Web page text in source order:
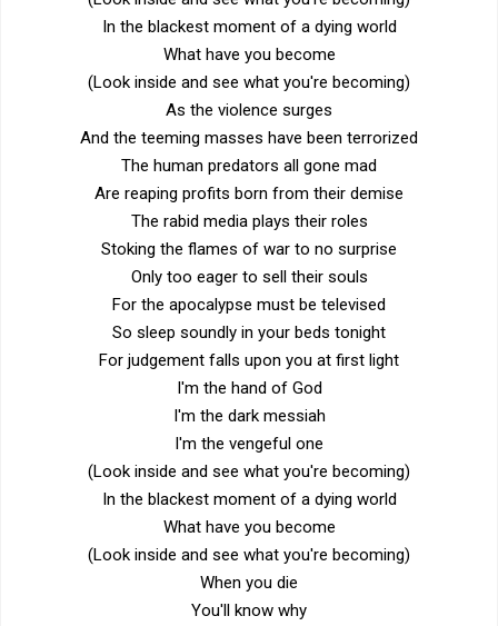
In the blackest moment of a dying world
What have you become
(Look inside and see what you're becoming)
As the violence surges
And the teeming masses have been terrorized
The human predators all gone mad
Are reaping profits born from their demise
The rabid media plays their roles
Stoking the flames of war to no surprise
Only too eager to sell their souls
For the apocalypse must be televised
So sleep soundly in your beds tonight
For judgement falls upon you at first light
I'm the hand of God
I'm the dark messiah
I'm the vengeful one
(Look inside and see what you're becoming)
In the blackest moment of a dying world
What have you become
(Look inside and see what you're becoming)
When you die
You'll know why